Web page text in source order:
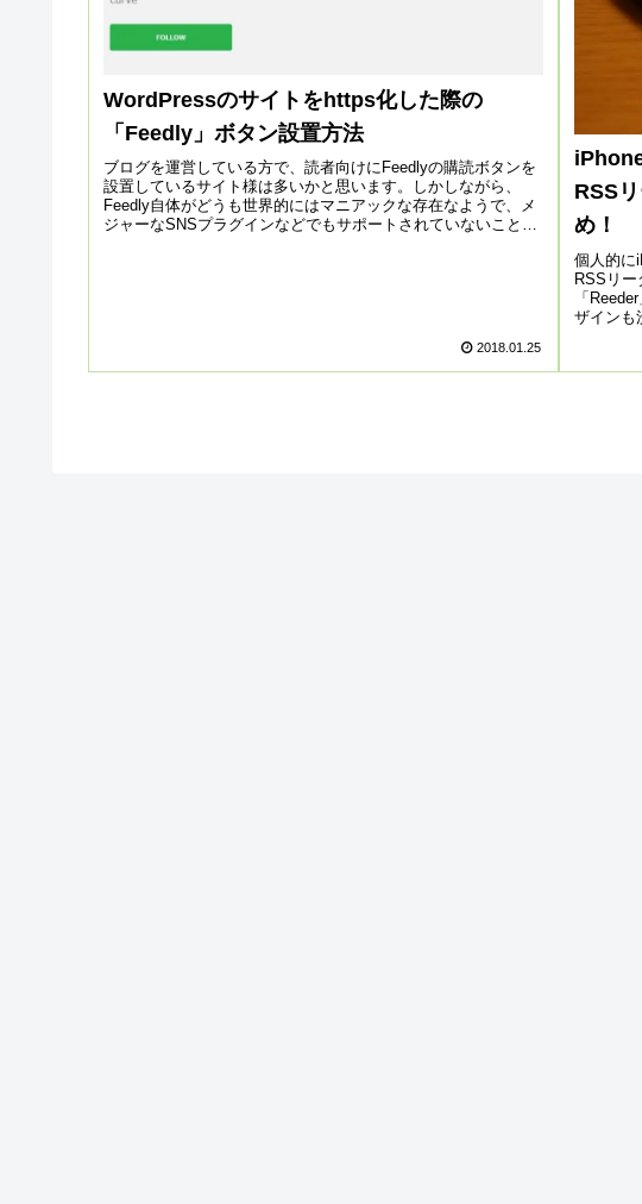
WordPressのサイトをhttps化した際の
「Feedly」ボタン設置方法
ブログを運営している方で、読者向けにFeedlyの購読ボタンを
設置しているサイト様は多いかと思います。しかしながら、
Feedly自体がどうも世界的にはマニアックな存在なようで、メ
ジャーなSNSプラグインなどでもサポートされていないことが
2018.01.25
RSS
め！
個人的に
RSSリー
「
ザインも